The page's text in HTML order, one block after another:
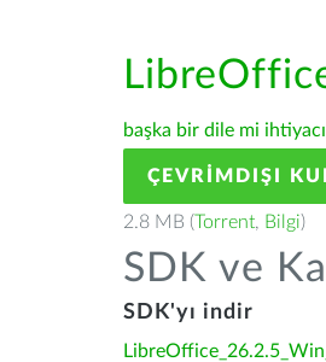
başka bir dile mi
ÇEVRIMDIŞI
2.8 MB (Torrent, Bilgi)
SDK ve
SDK'yı indir